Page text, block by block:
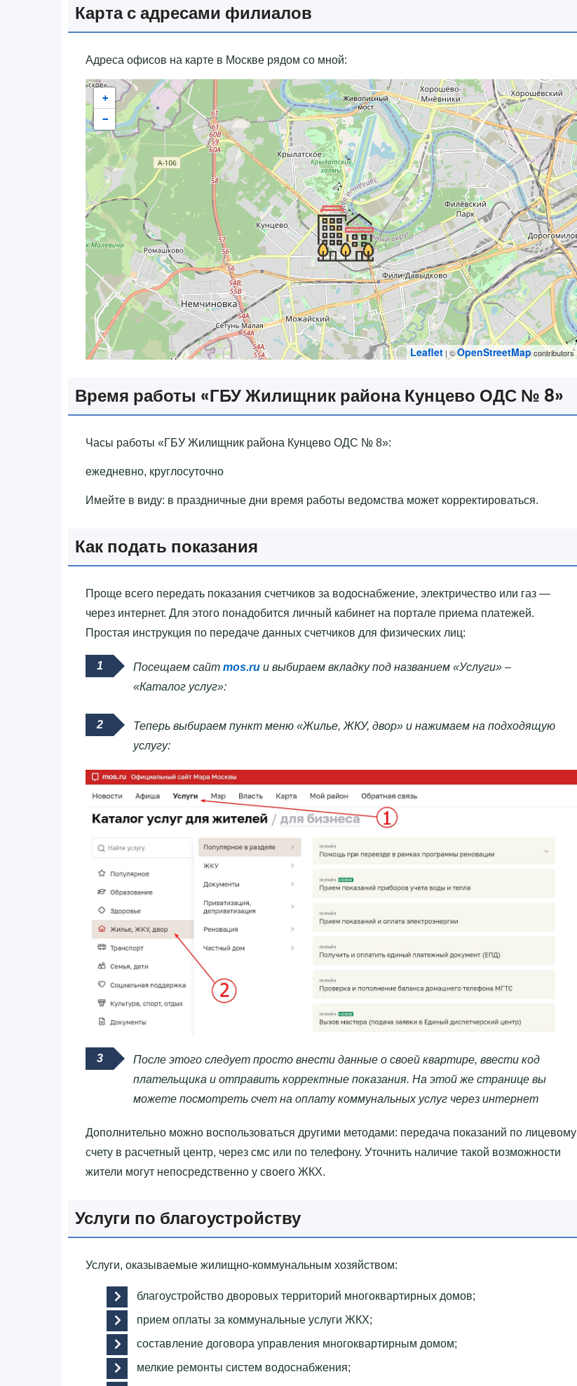
Карта с адресами филиалов
Адреса офисов на карте в Москве рядом со мной:
+
−
Leaflet| ©OpenStreetMapcontributors
Время работы «‎ГБУ Жилищник района Кунцево ОДС № 8»‎
Часы работы «‎ГБУ Жилищник района Кунцево ОДС № 8»‎:
ежедневно, круглосуточно
Имейте в виду: в праздничные дни время работы ведомства может корректироваться.
Как подать показания
Проще всего передать показания счетчиков за водоснабжение, электричество или газ —
через интернет. Для этого понадобится личный кабинет на портале приема платежей.
Простая инструкция по передаче данных счетчиков для физических лиц:
Посещаем сайт mos.ru и выбираем вкладку под названием «Услуги» –
«Каталог услуг»:
Теперь выбираем пункт меню «Жилье, ЖКУ, двор» и нажимаем на подходящую
услугу:
После этого следует просто внести данные о своей квартире, ввести код
плательщика и отправить корректные показания. На этой же странице вы
можете посмотреть счет на оплату коммунальных услуг через интернет
Дополнительно можно воспользоваться другими методами: передача показаний по лицевому
счету в расчетный центр, через смс или по телефону. Уточнить наличие такой возможности
жители могут непосредственно у своего ЖКХ.
Услуги по благоустройству
Услуги, оказываемые жилищно-коммунальным хозяйством:
благоустройство дворовых территорий многоквартирных домов;
прием оплаты за коммунальные услуги ЖКХ;
составление договора управления многоквартирным домом;
мелкие ремонты систем водоснабжения;